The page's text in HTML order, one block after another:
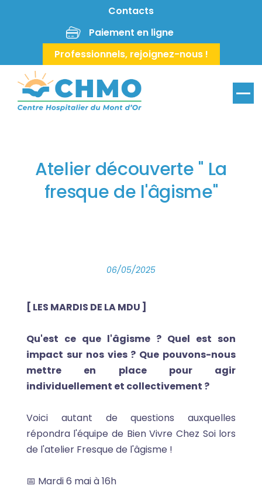
Aller au contenu principalContacts
Paiement en ligne
Professionnels, rejoignez-nous !
Atelier découverte " La
fresque de l'âgisme"
06/05/2025
[ LES MARDIS DE LA MDU ]
Qu'est ce que l'âgisme ? Quel est son
impact sur nos vies ? Que pouvons-nous
mettre en place pour agir
individuellement et collectivement ?
Voici autant de questions auxquelles
répondra l'équipe de Bien Vivre Chez Soi lors
de l'atelier Fresque de l'âgisme !
📅 Mardi 6 mai à 16h